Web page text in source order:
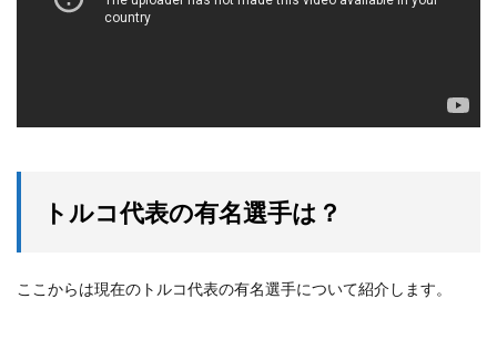
トルコ代表の有名選手は？
ここからは現在のトルコ代表の有名選手について紹介します。